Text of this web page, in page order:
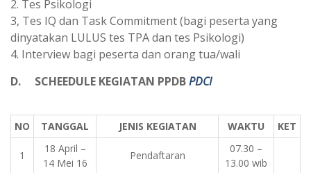
2. Tes Psikologi
3, Tes IQ dan Task Commitment (bagi peserta yang
dinyatakan LULUS tes TPA dan tes Psikologi)
4. Interview bagi peserta dan orang tua/wali
D. SCHEEDULE KEGIATAN PPDBPDCI
NO TANGGAL JENIS KEGIATAN WAKTU KET
1
18 April –
14 Mei 16
Pendaftaran
07.30 –
13.00 wib